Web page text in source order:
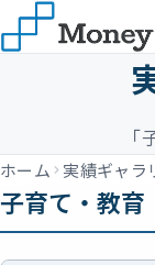
ホーム 実績ギャラ
子育て・教育